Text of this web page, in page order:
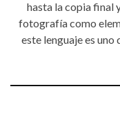
hasta la copia final
fotografía como
este lenguaje es uno